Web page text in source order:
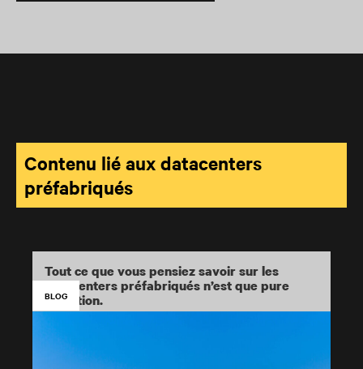
Contenu lié aux datacenters
préfabriqués
Tout ce que vous pensiez savoir sur les
datacenters préfabriqués n’est que pure
invention.
BLOG